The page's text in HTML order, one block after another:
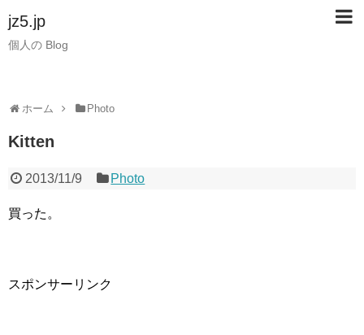
jz5.jp
個人の Blog
ホーム Photo
Kitten
2013/11/9 Photo
買った。
スポンサーリンク